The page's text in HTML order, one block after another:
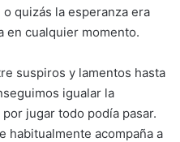
quizás la esperanza era
en cualquier momento.
suspiros y lamentos hasta
igualar la
jugar todo podía pasar.
habitualmente acompaña a